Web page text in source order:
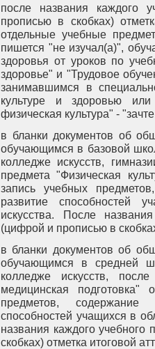
после названия каждого
прописью в скобках)
отдельные учебные
пишется "не изучал(а)",
здоровья от уроков по
здоровье" и "Трудовое
занимавшимся в
культуре и здоровью
физическая культура" -
в бланки документов об
обучающимся в базовой
колледже искусств,
предмета "Физическая
запись учебных
развитие способностей
искусства. После
(цифрой и прописью в
в бланки документов об
обучающимся в средней
колледже искусств,
медицинская подготовка"
предметов,
способностей учащихся в
названия каждого
скобках) отметка итоговой